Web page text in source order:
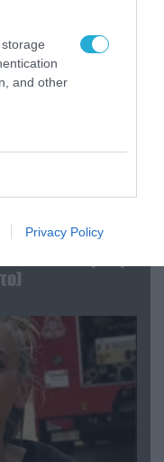
and other
Privacy Policy